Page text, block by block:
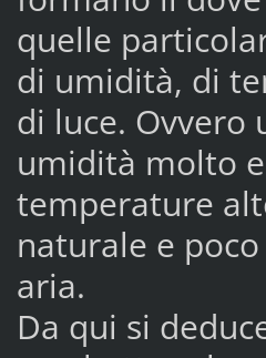
quelle
di umidità, di
di luce. Ovvero
umidità molto
temperature
naturale e
aria.
Da qui si